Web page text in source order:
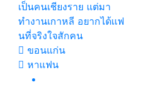
เป็นคนเชียงราย แต่มา
ทำงานเกาหลี อยากได้เเฟ
นที่จริงใจสักคน
ขอนแก่น
หาแฟน